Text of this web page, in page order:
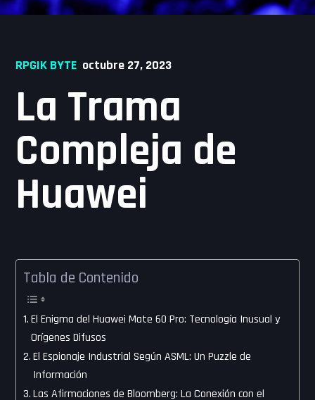
RPGIK BYTE octubre 27, 2023
La Trama
Compleja de
Huawei
Tabla de Contenido
El Enigma del Huawei Mate 60 Pro: Tecnología Inusual y
Orígenes Difusos
El Espionaje Industrial Según ASML: Un Puzzle de
Información
Las Afirmaciones de Bloomberg: La Conexión con el